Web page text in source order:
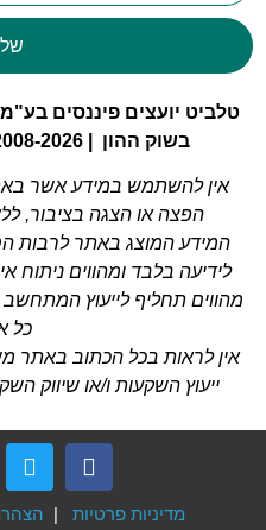
טלביט יועצים פיננסים
בשוק ההון | 2008-2026 © כל הזכויות שמורות
אין להשתמש במידע אשר
הפצה או הצגה בציבור,
המידע המוצג באתר לרבות
לידיעה בלבד ומהווים ניתוח
מהווים תחליף לייעוץ
כל
אין לראות בכל הכתוב באתר
ייעוץ השקעות ו/או שיווק
מדיניות פרטיות |